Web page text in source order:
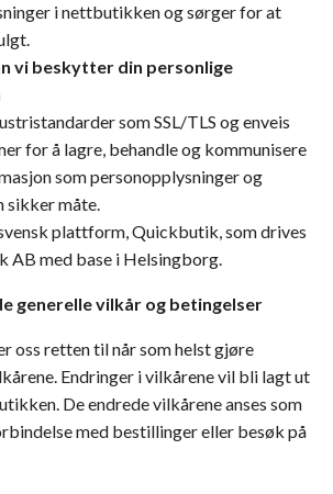
i nettbutikken og sørger for at
vi beskytter din personlige
som SSL/TLS og enveis
for å lagre, behandle og kommunisere
som personopplysninger og
sikker måte.
plattform, Quickbutik, som drives
AB med base i Helsingborg.
generelle vilkår og betingelser
oss retten til når som helst gjøre
Endringer i vilkårene vil bli lagt ut
De endrede vilkårene anses som
med bestillinger eller besøk på